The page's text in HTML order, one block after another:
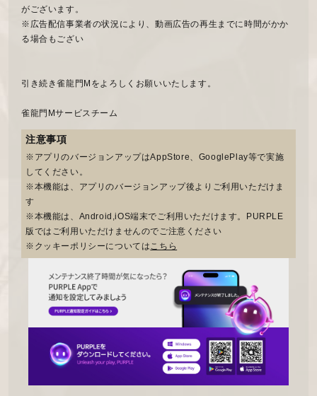
がございます。
※広告配信事業者の状況により、動画広告の再生までに時間がかか
る場合もござい
引き続き雀龍門Mをよろしくお願いいたします。
雀龍門Mサービスチーム
注意事項
※アプリのバージョンアップはAppStore、GooglePlay等で実施
してください。
※本機能は、アプリのバージョンアップ後よりご利用いただけま
す
※本機能は、Android,iOS端末でご利用いただけます。PURPLE
版ではご利用いただけませんのでご注意ください
※クッキーポリシーについては こちら